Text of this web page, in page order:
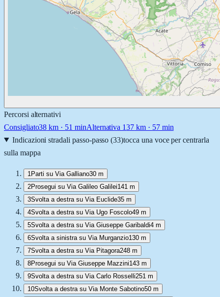
Percorsi alternativi
Consigliato38 km · 51 minAlternativa 137 km · 57 min
Indicazioni stradali passo-passo (33)tocca una voce per centrarla
sulla mappa
1 Parti su Via Galliano30 m
2Prosegui su Via Galileo Galilei141 m
3Svolta a destra su Via Euclide35 m
4Svolta a destra su Via Ugo Foscolo49 m
5Svolta a destra su Via Giuseppe Garibaldi4 m
6Svolta a sinistra su Via Murganzio130 m
7Svolta a destra su Via Pitagora248 m
8Prosegui su Via Giuseppe Mazzini143 m
9Svolta a destra su Via Carlo Rosselli251 m
10Svolta a destra su Via Monte Sabotino50 m